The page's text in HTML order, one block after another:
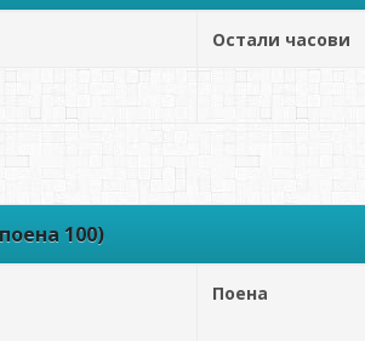
Остали часови
100)
Поена